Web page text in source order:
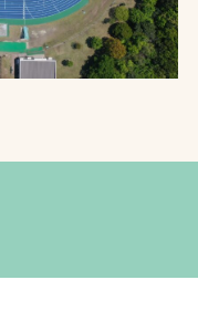
りの方へ